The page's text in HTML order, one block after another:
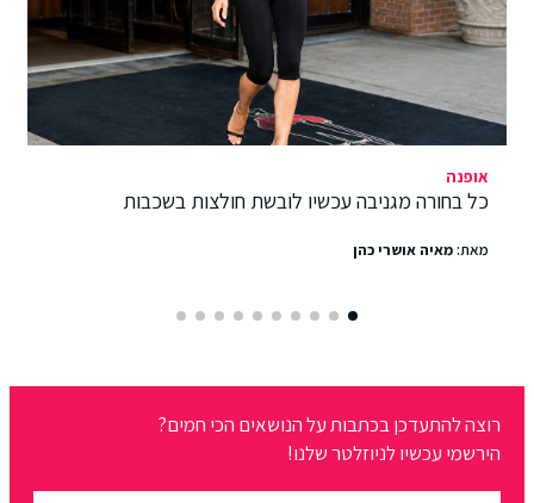
לובשת חולצות בשכבות
היא מעצבת משקפיים
הנושאים הכי חמים?